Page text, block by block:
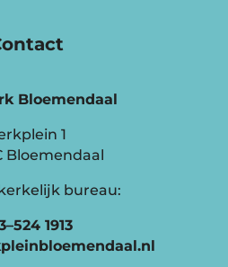
Bloemendaal
1
Bloemendaal
bureau:
1913